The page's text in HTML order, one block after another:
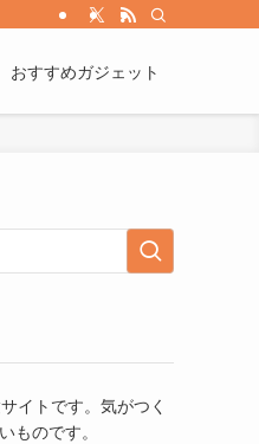
おすすめガジェット
イトです。気がつく
ものです。